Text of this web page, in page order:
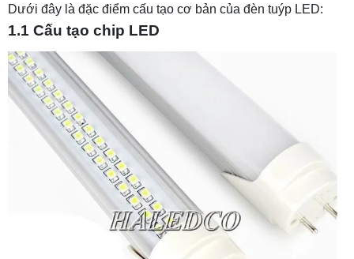
4. Địa chỉ bán đèn tuýp LED uy tín, chất lượng
Dưới đây là đặc điểm cấu tạo cơ bản của đèn tuýp LED:
1.1 Cấu tạo chip LED